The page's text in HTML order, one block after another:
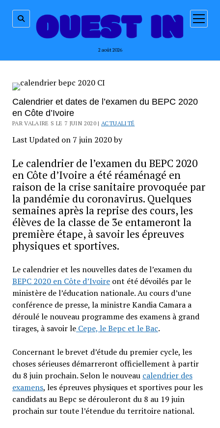
2 août 2026
ouvrir
menu
Calendrier et dates de l’examen du BEPC 2020
en Côte d’Ivoire
PAR VALAIRE S LE 7 JUIN 2020 | ACTUALITÉ
Last Updated on 7 juin 2020 by
Le calendrier de l’examen du BEPC 2020
en Côte d’Ivoire a été réaménagé en
raison de la crise sanitaire provoquée par
la pandémie du coronavirus. Quelques
semaines après la reprise des cours, les
élèves de la classe de 3e entameront la
première étape, à savoir les épreuves
physiques et sportives.
Le calendrier et les nouvelles dates de l’examen du
BEPC 2020 en Côte d’Ivoireont été dévoilés par le
ministère de l’éducation nationale. Au cours d’une
conférence de presse, la ministre Kandia Camara a
déroulé le nouveau programme des examens à grand
tirages, à savoir leCepe, le Bepc et le Bac.
Concernant le brevet d’étude du premier cycle, les
choses sérieuses démarreront officiellement à partir
du 8 juin prochain. Selon le nouveau calendrier des
examens, les épreuves physiques et sportives pour les
candidats au Bepc se dérouleront du 8 au 19 juin
prochain sur toute l’étendue du territoire national.